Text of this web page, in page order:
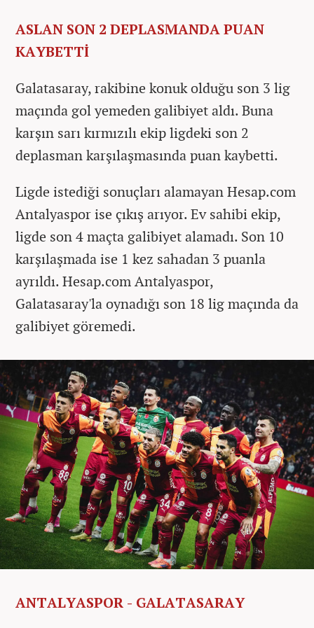
ASLAN SON 2 DEPLASMANDA PUAN
KAYBETTİ
Galatasaray, rakibine konuk olduğu son 3 lig
maçında gol yemeden galibiyet aldı. Buna
karşın sarı kırmızılı ekip ligdeki son 2
deplasman karşılaşmasında puan kaybetti.
Ligde istediği sonuçları alamayan Hesap.com
Antalyaspor ise çıkış arıyor. Ev sahibi ekip,
ligde son 4 maçta galibiyet alamadı. Son 10
karşılaşmada ise 1 kez sahadan 3 puanla
ayrıldı. Hesap.com Antalyaspor,
Galatasaray'la oynadığı son 18 lig maçında da
galibiyet göremedi.
ANTALYASPOR - GALATASARAY